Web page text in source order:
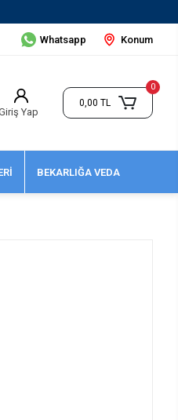
Whatsapp Konum
Yap
0
0,00 TL
BEKARLIĞA VEDA